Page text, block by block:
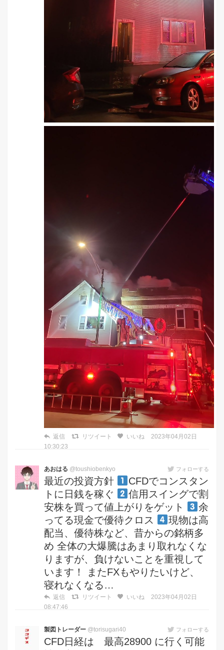
返信 リツイート いいね
2023年04月02日
10:30:23
あおはる @toushiobenkyo フォローする
最近の投資方針
CFDでコンスタン
トに日銭を稼ぐ
信用スイングで割
安株を買って値上がりをゲット
余
ってる現金で優待クロス
現物は高
配当、優待株など、昔からの銘柄多
め 全体の大爆騰はあまり取れなくな
りますが、負けないことを重視して
います！ またFXもやりたいけど、
寝れなくなる…
返信 リツイート いいね
2023年04月02日
08:47:46
製図トレーダー @torisugari40 フォローする
CFD日経は 最高28900 に行く可能